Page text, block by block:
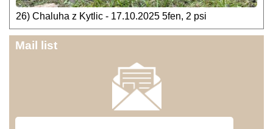
26) Chaluha z Kytlic - 17.10.2025 5fen, 2 psi
Mail list